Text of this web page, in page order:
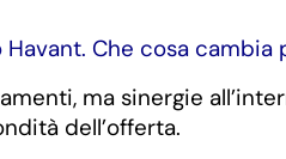
Che cosa
ma sinergie
dell’offerta.